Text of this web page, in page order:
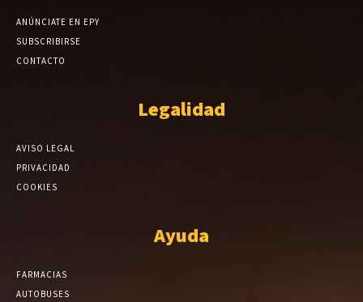
ANÚNCIATE EN EPY
SUBSCRIBIRSE
CONTACTO
Legalidad
AVISO LEGAL
PRIVACIDAD
COOKIES
Ayuda
FARMACIAS
AUTOBUSES